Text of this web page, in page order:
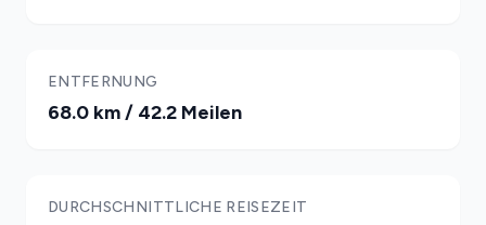
ENTFERNUNG
68.0 km / 42.2 Meilen
DURCHSCHNITTLICHE REISEZEIT